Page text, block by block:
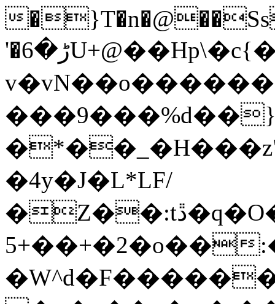
'�ڑ�6U+@��Hp\�c{�z��n��xN�����xƍ
�4y�J�L*LF/
�Z��:tڐ�q�O���O�go��`�mO�_w��^�M�o-
5+��+�2�o��